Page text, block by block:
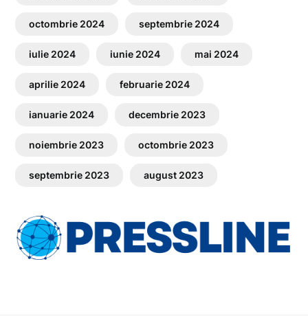
octombrie 2024 septembrie 2024
iulie 2024 iunie 2024 mai 2024
aprilie 2024 februarie 2024
ianuarie 2024 decembrie 2023
noiembrie 2023 octombrie 2023
septembrie 2023 august 2023